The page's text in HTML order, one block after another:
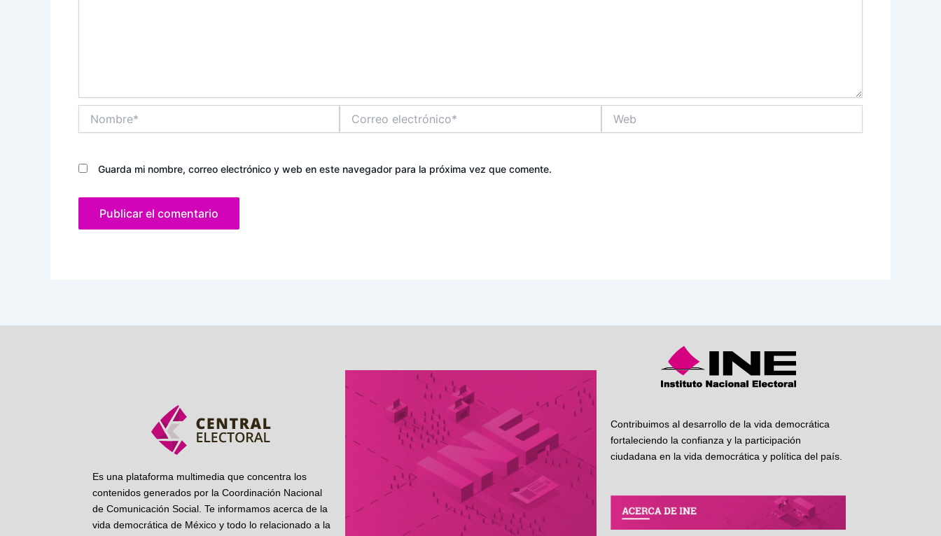
electrónico*
Guarda mi nombre, correo electrónico y web en este navegador para la próxima vez que comente.
Es una plataforma multimedia que concentra los
contenidos generados por la Coordinación Nacional
de Comunicación Social. Te informamos acerca de la
vida democrática de México y todo lo relacionado a la
Contribuimos al desarrollo de la vida democrática
fortaleciendo la confianza y la participación
ciudadana en la vida democrática y política del país.